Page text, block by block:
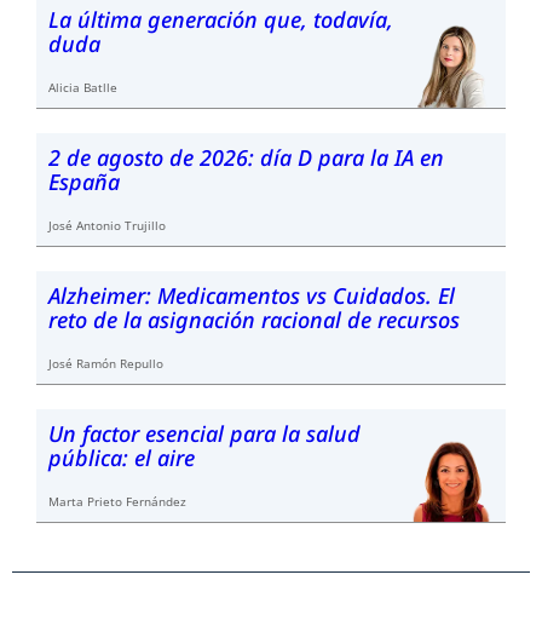
La última generación que, todavía,
duda
Alicia Batlle
2 de agosto de 2026: día D para la IA en
España
José Antonio Trujillo
Alzheimer: Medicamentos vs Cuidados. El
reto de la asignación racional de recursos
José Ramón Repullo
Un factor esencial para la salud
pública: el aire
Marta Prieto Fernández